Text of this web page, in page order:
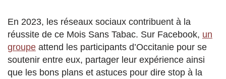
En 2023, les réseaux sociaux contribuent à la
réussite de ce Mois Sans Tabac. Sur Facebook, un
groupe attend les participants d’Occitanie pour se
soutenir entre eux, partager leur expérience ainsi
que les bons plans et astuces pour dire stop à la